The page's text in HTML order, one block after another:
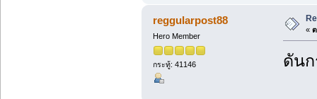
reggularpost88
Hero Member
กระทู้: 41146
«
ดัน